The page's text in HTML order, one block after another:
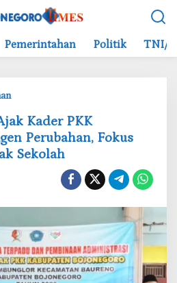
Pemerintahan Politik TNI/
a
n
t
a
h
o
n
Kader PKK
Perubahan, Fokus
Sekolah